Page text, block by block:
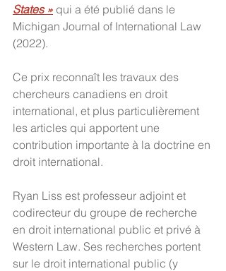
States » qui a été publié dans le
Michigan Journal of International Law
(2022).
Ce prix reconnaît les travaux des
chercheurs canadiens en droit
international, et plus particulièrement
les articles qui apportent une
contribution importante à la doctrine en
droit international.
Ryan Liss est professeur adjoint et
codirecteur du groupe de recherche
en droit international public et privé à
Western Law. Ses recherches portent
sur le droit international public (y